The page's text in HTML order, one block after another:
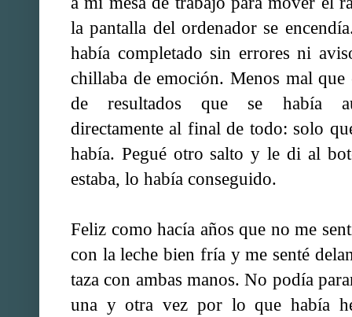
la pantalla del ordenador se
había completado sin errores ni
chillaba de emoción. Menos mal
de resultados que se había
directamente al final de todo: solo
había. Pegué otro salto y le di al
estaba, lo había conseguido.
Feliz como hacía años que no me
con la leche bien fría y me senté
taza con ambas manos. No podía
una y otra vez por lo que había